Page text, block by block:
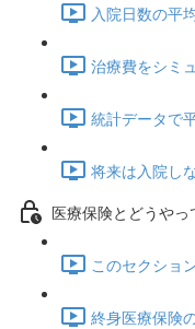
入院日数の平
治療費をシミ
統計データで
将来は入院し
医療保険とどうや
このセクショ
終身医療保険